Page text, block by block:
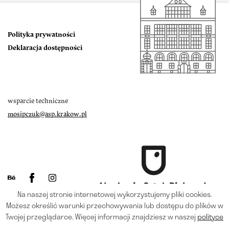
Polityka prywatności
Deklaracja dostępności
wsparcie techniczne
mosipczuk@asp.krakow.pl
Na naszej stronie internetowej wykorzystujemy pliki cookies.
Możesz określić warunki przechowywania lub dostępu do plików w
Twojej przeglądarce. Więcej informacji znajdziesz w naszejpolityce